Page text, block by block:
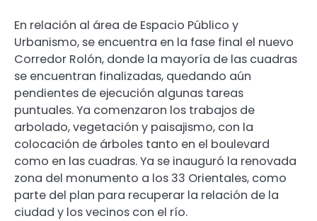
En relación al área de Espacio Público y
Urbanismo, se encuentra en la fase final el nuevo
Corredor Rolón, donde la mayoría de las cuadras
se encuentran finalizadas, quedando aún
pendientes de ejecución algunas tareas
puntuales. Ya comenzaron los trabajos de
arbolado, vegetación y paisajismo, con la
colocación de árboles tanto en el boulevard
como en las cuadras. Ya se inauguró la renovada
zona del monumento a los 33 Orientales, como
parte del plan para recuperar la relación de la
ciudad y los vecinos con el río.